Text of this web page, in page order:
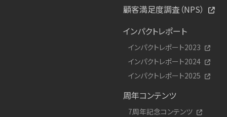
顧客満足度調査（NPS）
インパクトレポート
インパクトレポート2023
インパクトレポート2024
インパクトレポート2025
周年コンテンツ
7周年記念コンテンツ